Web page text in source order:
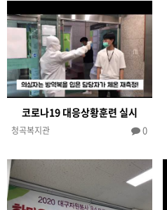
코로나19 대응상황훈련 실시
청곡복지관 0